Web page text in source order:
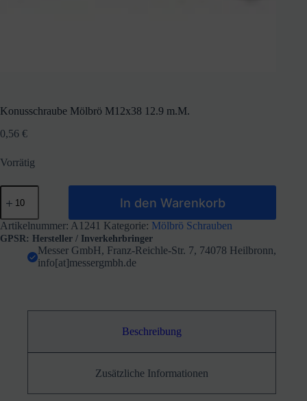
Konusschraube Mölbrö M12x38 12.9 m.M.
0,56 €
Vorrätig
Konusschraube
Mölbrö
12.9
m.M.
In den Warenkorb
Artikelnummer: A1241 Kategorie: Mölbrö Schrauben
GPSR: Hersteller / Inverkehrbringer
Messer GmbH, Franz-Reichle-Str. 7, 74078 Heilbronn,
info[at]messergmbh.de
Beschreibung
Zusätzliche Informationen